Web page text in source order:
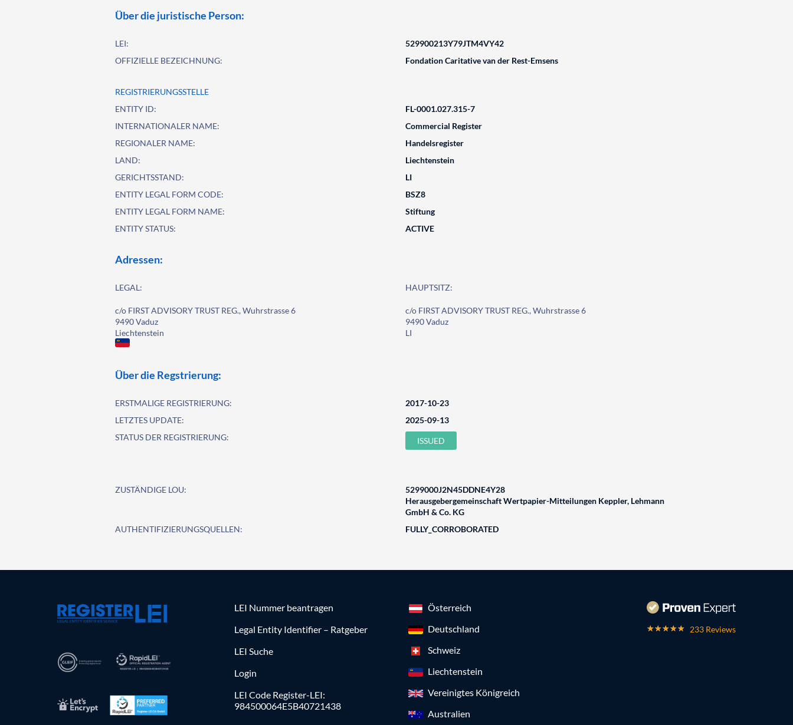
Über die juristische Person:
LEI:
529900213Y79JTM4VY42
OFFIZIELLE BEZEICHNUNG:
Fondation Caritative van der Rest-Emsens
REGISTRIERUNGSSTELLE
ENTITY ID:
FL-0001.027.315-7
INTERNATIONALER NAME:
Commercial Register
REGIONALER NAME:
Handelsregister
LAND:
Liechtenstein
GERICHTSSTAND:
LI
ENTITY LEGAL FORM CODE:
BSZ8
ENTITY LEGAL FORM NAME:
Stiftung
ENTITY STATUS:
ACTIVE
Adressen:
LEGAL:
c/o FIRST ADVISORY TRUST REG., Wuhrstrasse 6
9490 Vaduz
Liechtenstein
HAUPTSITZ:
c/o FIRST ADVISORY TRUST REG., Wuhrstrasse 6
9490 Vaduz
LI
Über die Regstrierung:
ERSTMALIGE REGISTRIERUNG:
2017-10-23
LETZTES UPDATE:
2025-09-13
STATUS DER REGISTRIERUNG:
ISSUED
ZUSTÄNDIGE LOU:
5299000J2N45DDNE4Y28
Herausgebergemeinschaft Wertpapier-Mitteilungen Keppler, Lehmann
GmbH & Co. KG
AUTHENTIFIZIERUNGSQUELLEN:
FULLY_CORROBORATED
LEI Nummer beantragen
Legal Entity Identifier – Ratgeber
LEI Suche
Login
LEI Code Register-LEI:
984500064E5B40721438
Österreich
Deutschland
Schweiz
Liechtenstein
Vereinigtes Königreich
Australien
233 Reviews